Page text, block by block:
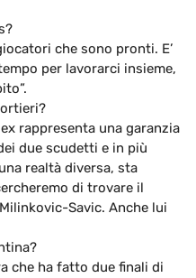
che sono pronti. E’
per lavorarci insieme,
rappresenta una garanzia
due scudetti e in più
realtà diversa, sta
di trovare il
Savic. Anche lui
che ha fatto due finali di